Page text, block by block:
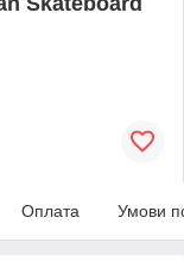
Оплата Умови